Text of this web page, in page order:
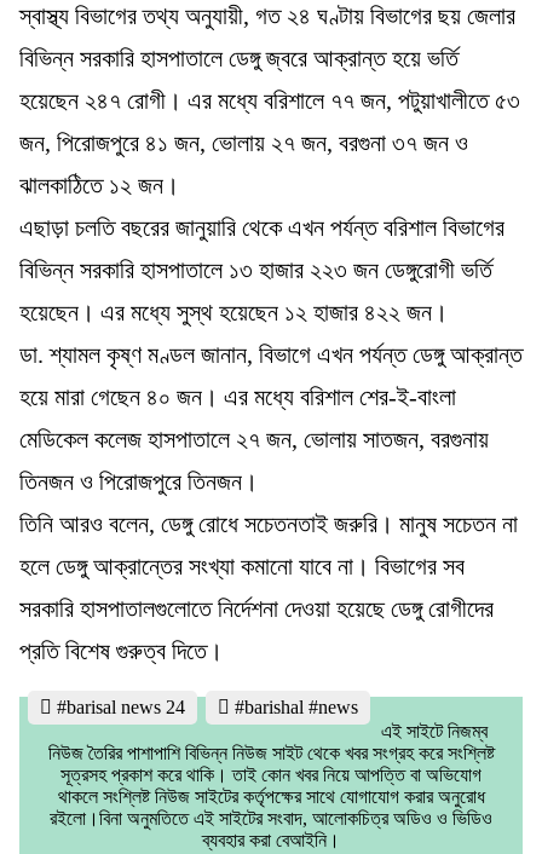
স্বাস্থ্য বিভাগের তথ্য অনুযায়ী, গত ২৪ ঘণ্টায় বিভাগের ছয় জেলার
বিভিন্ন সরকারি হাসপাতালে ডেঙ্গু জ্বরে আক্রান্ত হয়ে ভর্তি
হয়েছেন ২৪৭ রোগী। এর মধ্যে বরিশালে ৭৭ জন, পটুয়াখালীতে ৫৩
জন, পিরোজপুরে ৪১ জন, ভোলায় ২৭ জন, বরগুনা ৩৭ জন ও
ঝালকাঠিতে ১২ জন।
এছাড়া চলতি বছরের জানুয়ারি থেকে এখন পর্যন্ত বরিশাল বিভাগের
বিভিন্ন সরকারি হাসপাতালে ১৩ হাজার ২২৩ জন ডেঙ্গুরোগী ভর্তি
হয়েছেন। এর মধ্যে সুস্থ হয়েছেন ১২ হাজার ৪২২ জন।
ডা. শ্যামল কৃষ্ণ মণ্ডল জানান, বিভাগে এখন পর্যন্ত ডেঙ্গু আক্রান্ত
হয়ে মারা গেছেন ৪০ জন। এর মধ্যে বরিশাল শের-ই-বাংলা
মেডিকেল কলেজ হাসপাতালে ২৭ জন, ভোলায় সাতজন, বরগুনায়
তিনজন ও পিরোজপুরে তিনজন।
তিনি আরও বলেন, ডেঙ্গু রোধে সচেতনতাই জরুরি। মানুষ সচেতন না
হলে ডেঙ্গু আক্রান্তের সংখ্যা কমানো যাবে না। বিভাগের সব
সরকারি হাসপাতালগুলোতে নির্দেশনা দেওয়া হয়েছে ডেঙ্গু রোগীদের
প্রতি বিশেষ গুরুত্ব দিতে।
#barisal news 24
#barishal #news
এই সাইটে নিজম্ব
নিউজ তৈরির পাশাপাশি বিভিন্ন নিউজ সাইট থেকে খবর সংগ্রহ করে সংশ্লিষ্ট
সূত্রসহ প্রকাশ করে থাকি। তাই কোন খবর নিয়ে আপত্তি বা অভিযোগ
থাকলে সংশ্লিষ্ট নিউজ সাইটের কর্তৃপক্ষের সাথে যোগাযোগ করার অনুরোধ
রইলো।বিনা অনুমতিতে এই সাইটের সংবাদ, আলোকচিত্র অডিও ও ভিডিও
ব্যবহার করা বেআইনি।